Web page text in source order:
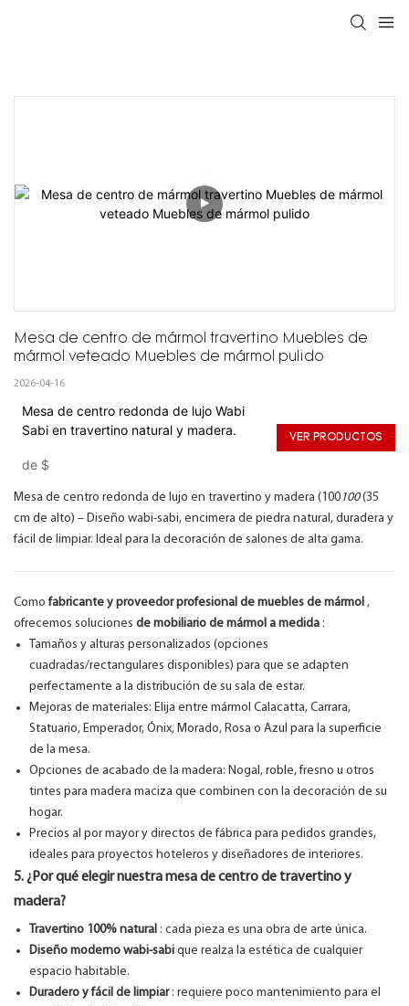
Mesa de centro de mármol travertino Muebles de
mármol veteado Muebles de mármol pulido
2026-04-16
Mesa de centro redonda de lujo Wabi
Sabi en travertino natural y madera.
de $
VER PRODUCTOS
Mesa de centro redonda de lujo en travertino y madera (100 100(35
cm de alto) – Diseño wabi-sabi, encimera de piedra natural, duradera y
fácil de limpiar. Ideal para la decoración de salones de alta gama.
Comofabricante y proveedor profesional de muebles de mármol ,
ofrecemos soluciones de mobiliario de mármol a medida :
Tamaños y alturas personalizados (opciones
cuadradas/rectangulares disponibles) para que se adapten
perfectamente a la distribución de su sala de estar.
Mejoras de materiales: Elija entre mármol Calacatta, Carrara,
Statuario, Emperador, Ónix, Morado, Rosa o Azul para la superficie
de la mesa.
Opciones de acabado de la madera: Nogal, roble, fresno u otros
tintes para madera maciza que combinen con la decoración de su
hogar.
Precios al por mayor y directos de fábrica para pedidos grandes,
ideales para proyectos hoteleros y diseñadores de interiores.
5. ¿Por qué elegir nuestra mesa de centro de travertino y
madera?
Travertino 100% natural: cada pieza es una obra de arte única.
Diseño moderno wabi-sabique realza la estética de cualquier
espacio habitable.
Duradero y fácil de limpiar: requiere poco mantenimiento para el